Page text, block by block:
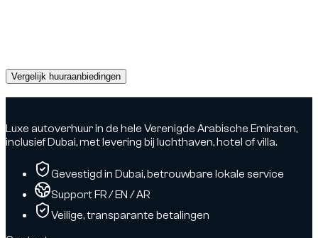
Vergelijk huuraanbiedingen
Luxe autoverhuur in de hele Verenigde Arabische Emiraten,
inclusief Dubai, met levering bij luchthaven, hotel of villa.
Gevestigd in Dubai, betrouwbare lokale service
Support FR / EN / AR
Veilige, transparante betalingen